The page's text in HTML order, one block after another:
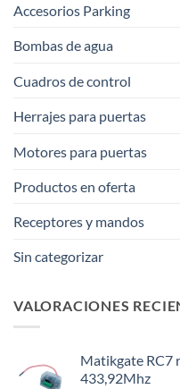
Accesorios Parking
Bombas de agua
Cuadros de control
Herrajes para puertas
Motores para puertas
Productos en oferta
Receptores y mandos
Sin categorizar
VALORACIONES
Matikgate RC7
433,92Mhz